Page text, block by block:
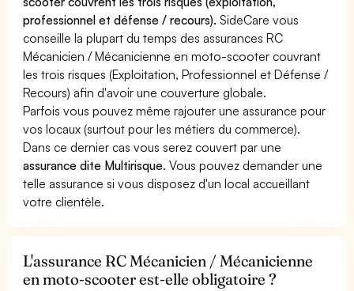
professionnel et défense / recours). SideCare vous
conseille la plupart du temps des assurances RC
Mécanicien / Mécanicienne en moto-scooter couvrant
les trois risques (Exploitation, Professionnel et Défense /
Recours) afin d'avoir une couverture globale.
Parfois vous pouvez même rajouter une assurance pour
vos locaux (surtout pour les métiers du commerce).
Dans ce dernier cas vous serez couvert par une
assurance dite Multirisque. Vous pouvez demander une
telle assurance si vous disposez d'un local accueillant
votre clientèle.
L'assurance RC Mécanicien / Mécanicienne
en moto-scooter est-elle obligatoire ?